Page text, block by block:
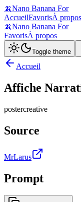
🍌Nano Banana For
AccueilFavorisÀ propos
🍌Nano Banana For
FavorisÀ propos
Toggle theme
Accueil
Affiche
postercreative
Source
MrLarus
Prompt